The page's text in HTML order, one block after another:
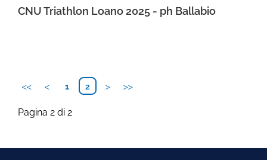
CNU Triathlon Loano 2025 - ph Ballabio
1 2
Pagina 2 di 2